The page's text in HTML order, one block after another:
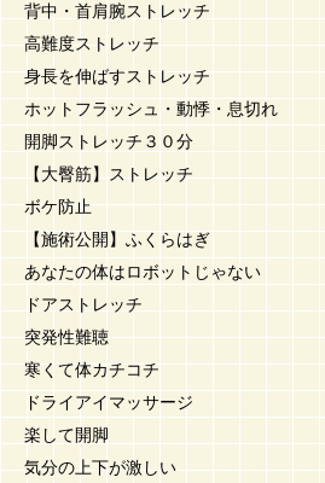
背中・首肩腕ストレッチ
高難度ストレッチ
身長を伸ばすストレッチ
ホットフラッシュ・動悸・息切れ
開脚ストレッチ３０分
【大臀筋】ストレッチ
ボケ防止
【施術公開】ふくらはぎ
あなたの体はロボットじゃない
ドアストレッチ
突発性難聴
寒くて体カチコチ
ドライアイマッサージ
楽して開脚
気分の上下が激しい